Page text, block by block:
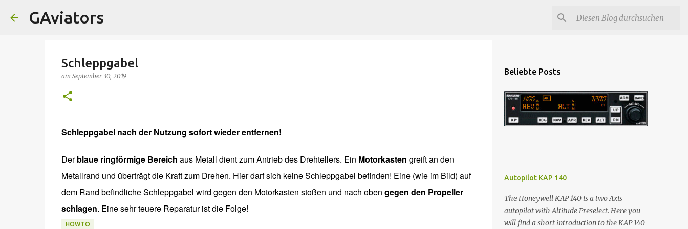
GAviators
Schleppgabel
am September 30, 2019
Schleppgabel nach der Nutzung sofort wieder entfernen!
Derblaue ringförmige Bereich aus Metall dient zum Antrieb des Drehtellers. Ein Motorkasten greift an den
Metallrand und überträgt die Kraft zum Drehen. Hier darf sich keine Schleppgabel befinden! Eine (wie im Bild) auf
dem Rand befindliche Schleppgabel wird gegen den Motorkasten stoßen und nach oben gegen den Propeller
schlagen. Eine sehr teuere Reparatur ist die Folge!
HOWTO
Beliebte Posts
Autopilot KAP 140
The Honeywell KAP 140 is a two Axis
autopilot with Altitude Preselect. Here you
will find a short introduction to the KAP 140